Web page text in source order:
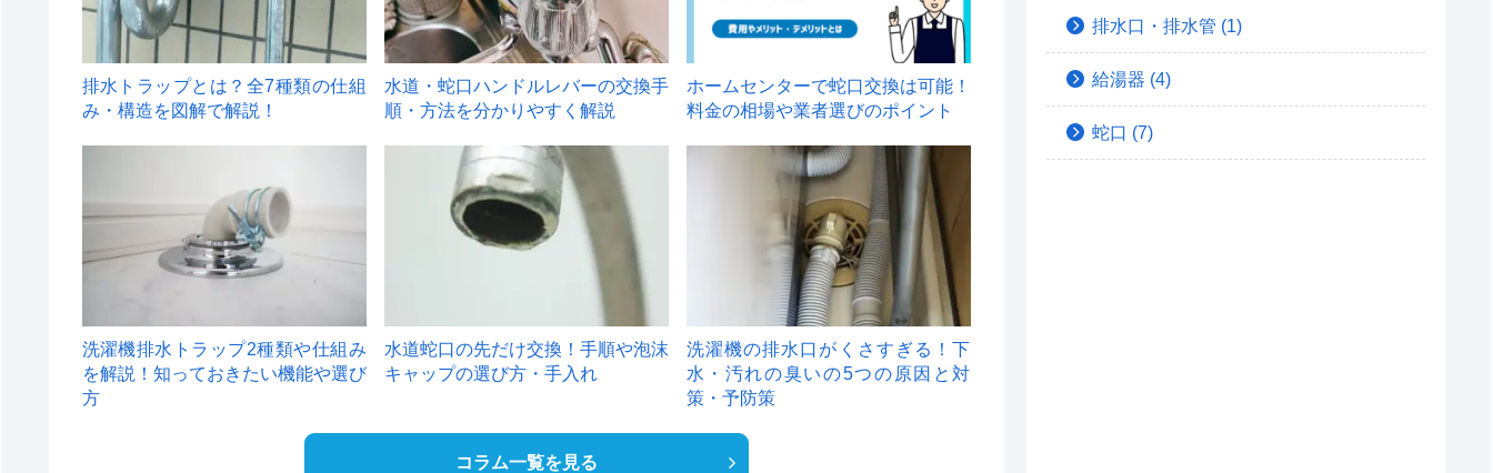
排水トラップとは？全7種類の仕組
み・構造を図解で解説！
水道・蛇口ハンドルレバーの交換手
順・方法を分かりやすく解説
ホームセンターで蛇口交換は可能！
料金の相場や業者選びのポイント
洗濯機排水トラップ2種類や仕組み
を解説！知っておきたい機能や選び
方
水道蛇口の先だけ交換！手順や泡沫
キャップの選び方・手入れ
洗濯機の排水口がくさすぎる！下
水・汚れの臭いの5つの原因と対
策・予防策
コラム一覧を見る
排水口・排水管 (1)
給湯器 (4)
蛇口 (7)